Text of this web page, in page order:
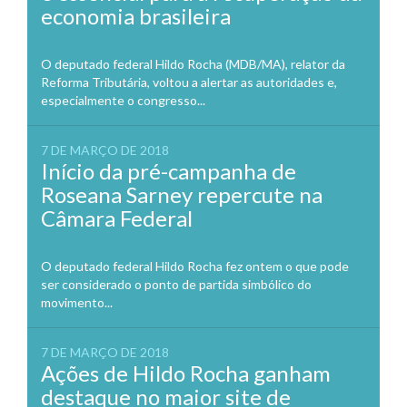
economia brasileira
O deputado federal Hildo Rocha (MDB/MA), relator da
Reforma Tributária, voltou a alertar as autoridades e,
especialmente o congresso...
7 DE MARÇO DE 2018
Início da pré-campanha de
Roseana Sarney repercute na
Câmara Federal
O deputado federal Hildo Rocha fez ontem o que pode
ser considerado o ponto de partida simbólico do
movimento...
7 DE MARÇO DE 2018
Ações de Hildo Rocha ganham
destaque no maior site de